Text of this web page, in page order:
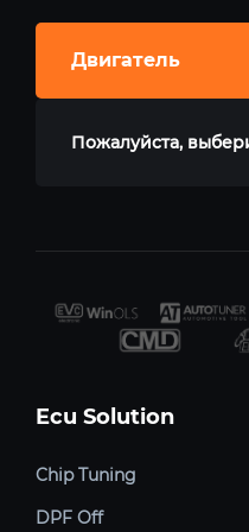
Двигатель
Пожалуйста,
Ecu Solution
Chip Tuning
DPF Off